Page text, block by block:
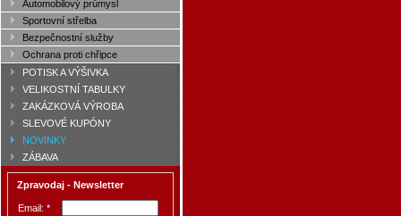
Automobilový průmysl
Sportovní střelba
Bezpečnostní služby
Ochrana proti chřipce
POTISK A VÝŠIVKA
VELIKOSTNÍ TABULKY
ZAKÁZKOVÁ VÝROBA
SLEVOVÉ KUPÓNY
NOVINKY
ZÁBAVA
Zpravodaj - Newsletter
Email: *